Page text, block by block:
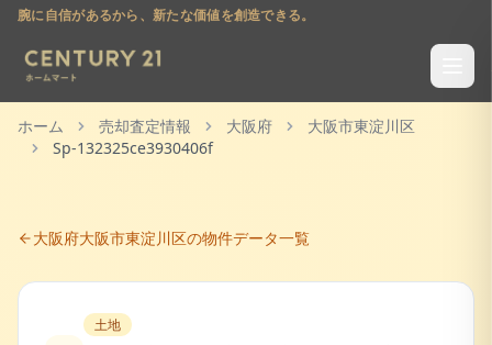
腕に自信があるから、新たな価値を創造できる。
ホーム 売却査定情報 大阪府
大阪市東淀川区
Sp-132325ce3930406f
大阪府大阪市東淀川区の物件データ一覧
土地